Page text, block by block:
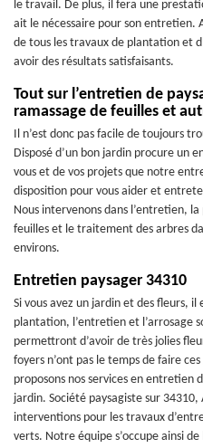
le travail. De plus, il fera une
ait le nécessaire pour son entretien.
de tous les travaux de plantation et
avoir des résultats satisfaisants.
Tout sur l’entretien de
ramassage de feuilles et
Il n’est donc pas facile de toujours
Disposé d’un bon jardin procure un
vous et de vos projets que notre
disposition pour vous aider et
Nous intervenons dans l’entretien,
feuilles et le traitement des arbres
environs.
Entretien paysager 34310
Si vous avez un jardin et des fleurs, il
plantation, l’entretien et l’arrosage
permettront d’avoir de très jolies
foyers n’ont pas le temps de faire
proposons nos services en entretien
jardin. Société paysagiste sur 34310,
interventions pour les travaux
verts. Notre équipe s’occupe ainsi